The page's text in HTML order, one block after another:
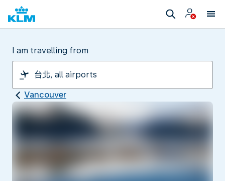
I am travelling from
Vancouver